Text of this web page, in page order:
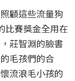
顧這些流量狗
比賽獎金全用在
莊智淵的臉書
毛孩們的合
流浪毛小孩的